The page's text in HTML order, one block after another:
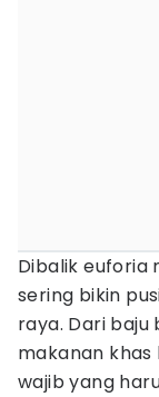
Dibalik euforia
sering bikin
raya. Dari baju
makanan
wajib yang